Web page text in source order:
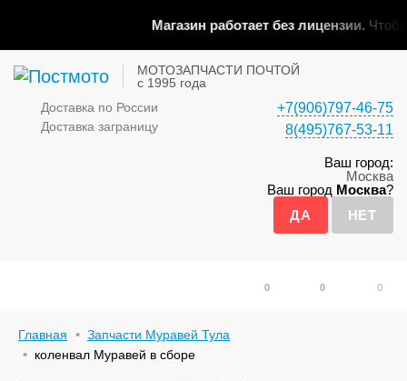
Магазин работает без лицензии.Чтобы
МОТОЗАПЧАСТИ ПОЧТОЙ
с 1995 года
Доставка по России
Доставка заграницу
+7(906)797-46-75
8(495)767-53-11
Ваш город:
Москва
Ваш город Москва?
0
0 0
Главная
Запчасти Муравей Тула
коленвал Муравей в сборе